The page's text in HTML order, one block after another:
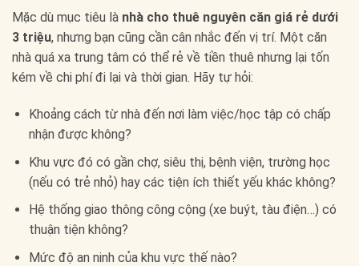
Mặc dù mục tiêu là nhà cho thuê nguyên căn giá rẻ dưới
3 triệu, nhưng bạn cũng cần cân nhắc đến vị trí. Một căn
nhà quá xa trung tâm có thể rẻ về tiền thuê nhưng lại tốn
kém về chi phí đi lại và thời gian. Hãy tự hỏi:
Khoảng cách từ nhà đến nơi làm việc/học tập có chấp
nhận được không?
Khu vực đó có gần chợ, siêu thị, bệnh viện, trường học
(nếu có trẻ nhỏ) hay các tiện ích thiết yếu khác không?
Hệ thống giao thông công cộng (xe buýt, tàu điện…) có
thuận tiện không?
Mức độ an ninh của khu vực thế nào?